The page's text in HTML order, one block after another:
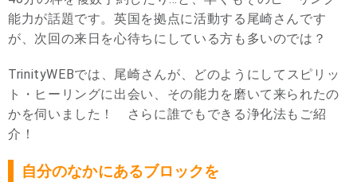
能力が話題です。英国を拠点に活動する尾崎さんです
が、次回の来日を心待ちにしている方も多いのでは？
TrinityWEBでは、尾崎さんが、どのようにしてスピリッ
ト・ヒーリングに出会い、その能力を磨いて来られたの
かを伺いました！ さらに誰でもできる浄化法もご紹
介！
自分のなかにあるブロックを